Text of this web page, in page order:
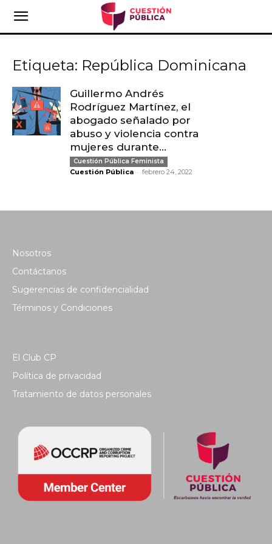
Etiqueta: República Dominicana
Guillermo Andrés
Rodríguez Martínez, el
abogado señalado por
abuso y violencia contra
mujeres durante...
Cuestión Pública Feminista
Cuestión Pública - febrero 24, 2022
Nosotros
Contáctanos
Sugerencias de confidencialidad
Términos y Condiciones
El Club CP
Política de privacidad
Tratamiento de datos personales